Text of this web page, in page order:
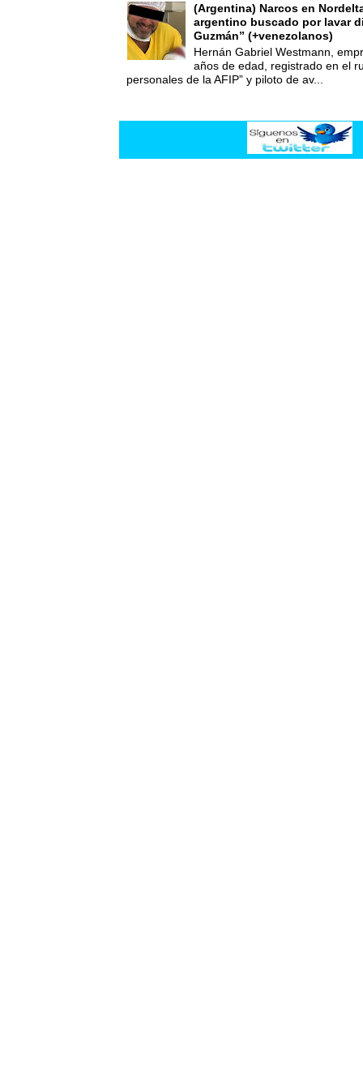
(Argentina) Narcos en
argentino buscado por lavar
Guzmán” (+venezolanos)
Hernán Gabriel Westmann,
años de edad, registrado en el
personales de la AFIP” y piloto de av...